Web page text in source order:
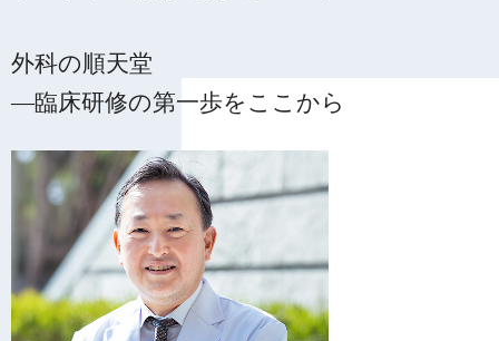
外科の順天堂
―臨床研修の第一歩をここから